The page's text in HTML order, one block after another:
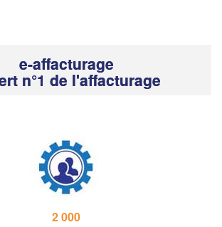
e-affacturage
n°1 de l'affacturage
2 000